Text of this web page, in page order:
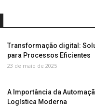
Transformação digital:
para Processos Eficientes
23 de maio de 2025
A Importância da
Logística Moderna